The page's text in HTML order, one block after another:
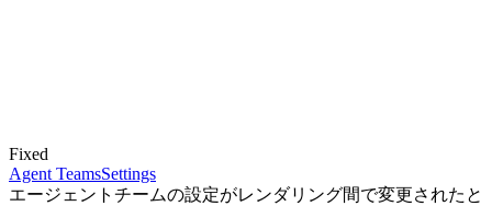
Fixed
Agent TeamsSettings
エージェントチームの設定がレンダリング間で変更されたと